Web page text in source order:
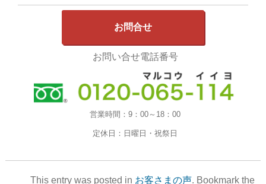
お問合せ
お問い合せ電話番号
営業時間：9：00～18：00
定休日： 日曜日・祝祭日
This entry was posted in お客さまの声. Bookmark the